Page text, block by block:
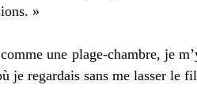
»
une plage-chambre, je
je regardais sans me lasser le